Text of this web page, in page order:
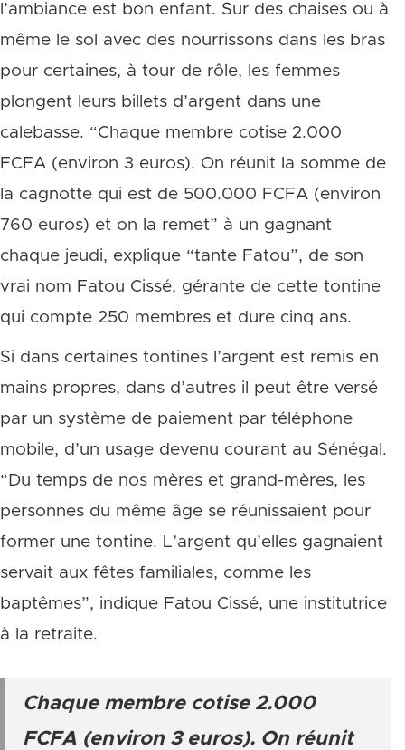
l’ambiance est bon enfant. Sur des chaises ou à
même le sol avec des nourrissons dans les bras
pour certaines, à tour de rôle, les femmes
plongent leurs billets d’argent dans une
calebasse. “Chaque membre cotise 2.000
FCFA (environ 3 euros). On réunit la somme de
la cagnotte qui est de 500.000 FCFA (environ
760 euros) et on la remet” à un gagnant
chaque jeudi, explique “tante Fatou”, de son
vrai nom Fatou Cissé, gérante de cette tontine
qui compte 250 membres et dure cinq ans.
Si dans certaines tontines l’argent est remis en
mains propres, dans d’autres il peut être versé
par un système de paiement par téléphone
mobile, d’un usage devenu courant au Sénégal.
“Du temps de nos mères et grand-mères, les
personnes du même âge se réunissaient pour
former une tontine. L’argent qu’elles gagnaient
servait aux fêtes familiales, comme les
baptêmes”, indique Fatou Cissé, une institutrice
à la retraite.
Chaque membre cotise 2.000
FCFA (environ 3 euros). On réunit